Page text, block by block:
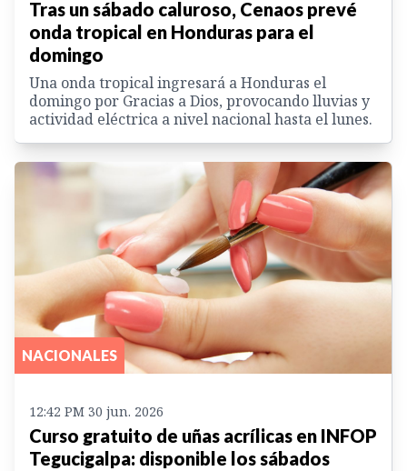
Tras un sábado caluroso, Cenaos prevé
onda tropical en Honduras para el
domingo
Una onda tropical ingresará a Honduras el
domingo por Gracias a Dios, provocando lluvias y
actividad eléctrica a nivel nacional hasta el lunes.
NACIONALES
12:42 PM 30 jun. 2026
Curso gratuito de uñas acrílicas en INFOP
Tegucigalpa: disponible los sábados